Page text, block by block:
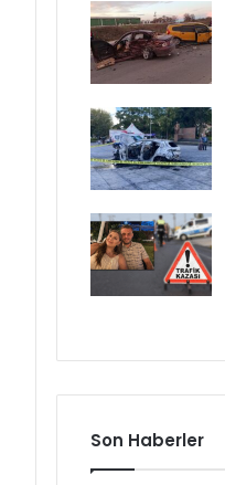
Son Haberler